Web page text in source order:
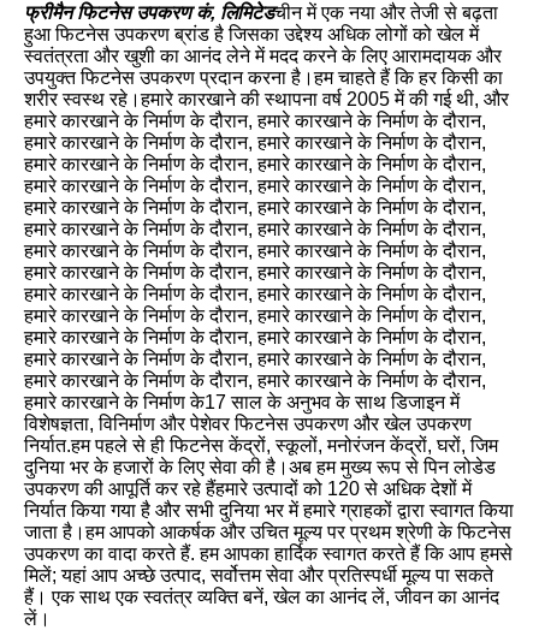
फ्रीमैन फिटनेस उपकरण कं, लिमिटेडचीन में एक नया और तेजी से बढ़ता
हुआ फिटनेस उपकरण ब्रांड है जिसका उद्देश्य अधिक लोगों को खेल में
स्वतंत्रता और खुशी का आनंद लेने में मदद करने के लिए आरामदायक और
उपयुक्त फिटनेस उपकरण प्रदान करना है।हम चाहते हैं कि हर किसी का
शरीर स्वस्थ रहे।हमारे कारखाने की स्थापना वर्ष 2005 में की गई थी, और
हमारे कारखाने के निर्माण के दौरान, हमारे कारखाने के निर्माण के दौरान,
हमारे कारखाने के निर्माण के दौरान, हमारे कारखाने के निर्माण के दौरान,
हमारे कारखाने के निर्माण के दौरान, हमारे कारखाने के निर्माण के दौरान,
हमारे कारखाने के निर्माण के दौरान, हमारे कारखाने के निर्माण के दौरान,
हमारे कारखाने के निर्माण के दौरान, हमारे कारखाने के निर्माण के दौरान,
हमारे कारखाने के निर्माण के दौरान, हमारे कारखाने के निर्माण के दौरान,
हमारे कारखाने के निर्माण के दौरान, हमारे कारखाने के निर्माण के दौरान,
हमारे कारखाने के निर्माण के दौरान, हमारे कारखाने के निर्माण के दौरान,
हमारे कारखाने के निर्माण के दौरान, हमारे कारखाने के निर्माण के दौरान,
हमारे कारखाने के निर्माण के दौरान, हमारे कारखाने के निर्माण के दौरान,
हमारे कारखाने के निर्माण के दौरान, हमारे कारखाने के निर्माण के दौरान,
हमारे कारखाने के निर्माण के दौरान, हमारे कारखाने के निर्माण के दौरान,
हमारे कारखाने के निर्माण के दौरान, हमारे कारखाने के निर्माण के दौरान,
हमारे कारखाने के निर्माण के17 साल के अनुभव के साथ डिजाइन में
विशेषज्ञता, विनिर्माण और पेशेवर फिटनेस उपकरण और खेल उपकरण
निर्यात.हम पहले से ही फिटनेस केंद्रों, स्कूलों, मनोरंजन केंद्रों, घरों, जिम
दुनिया भर के हजारों के लिए सेवा की है।अब हम मुख्य रूप से पिन लोडेड
उपकरण की आपूर्ति कर रहे हैंहमारे उत्पादों को 120 से अधिक देशों में
निर्यात किया गया है और सभी दुनिया भर में हमारे ग्राहकों द्वारा स्वागत किया
जाता है।हम आपको आकर्षक और उचित मूल्य पर प्रथम श्रेणी के फिटनेस
उपकरण का वादा करते हैं. हम आपका हार्दिक स्वागत करते हैं कि आप हमसे
मिलें; यहां आप अच्छे उत्पाद, सर्वोत्तम सेवा और प्रतिस्पर्धी मूल्य पा सकते
हैं। एक साथ एक स्वतंत्र व्यक्ति बनें, खेल का आनंद लें, जीवन का आनंद
लें।